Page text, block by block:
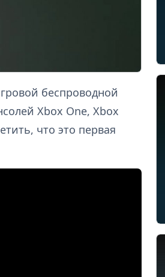
беспроводной
Xbox One, Xbox
что это первая